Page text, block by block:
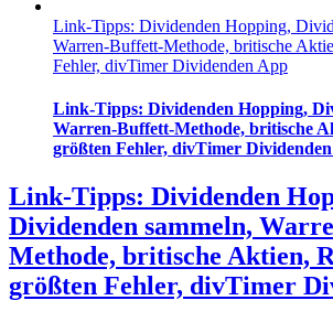
Link-Tipps: Dividenden Hopping,
Warren-Buffett-Methode, britische
Fehler, divTimer Dividenden App
Link-Tipps: Dividenden Hopping,
Warren-Buffett-Methode, britische
größten Fehler, divTimer
Link-Tipps: Dividenden
Dividenden sammeln,
Methode, britische Aktien,
größten Fehler, divTimer